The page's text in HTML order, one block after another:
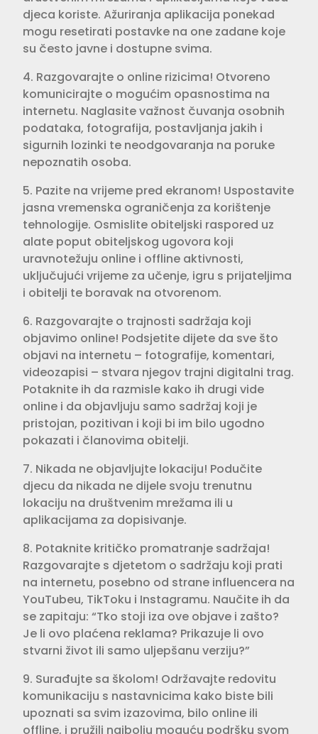
djeca koriste. Ažuriranja aplikacija ponekad
mogu resetirati postavke na one zadane koje
su često javne i dostupne svima.
4. Razgovarajte o online rizicima! Otvoreno
komunicirajte o mogućim opasnostima na
internetu. Naglasite važnost čuvanja osobnih
podataka, fotografija, postavljanja jakih i
sigurnih lozinki te neodgovaranja na poruke
nepoznatih osoba.
5. Pazite na vrijeme pred ekranom! Uspostavite
jasna vremenska ograničenja za korištenje
tehnologije. Osmislite obiteljski raspored uz
alate poput obiteljskog ugovora koji
uravnotežuju online i offline aktivnosti,
uključujući vrijeme za učenje, igru s prijateljima
i obitelji te boravak na otvorenom.
6. Razgovarajte o trajnosti sadržaja koji
objavimo online! Podsjetite dijete da sve što
objavi na internetu – fotografije, komentari,
videozapisi – stvara njegov trajni digitalni trag.
Potaknite ih da razmisle kako ih drugi vide
online i da objavljuju samo sadržaj koji je
pristojan, pozitivan i koji bi im bilo ugodno
pokazati i članovima obitelji.
7. Nikada ne objavljujte lokaciju! Podučite
djecu da nikada ne dijele svoju trenutnu
lokaciju na društvenim mrežama ili u
aplikacijama za dopisivanje.
8. Potaknite kritičko promatranje sadržaja!
Razgovarajte s djetetom o sadržaju koji prati
na internetu, posebno od strane influencera na
YouTubeu, TikToku i Instagramu. Naučite ih da
se zapitaju: “Tko stoji iza ove objave i zašto?
Je li ovo plaćena reklama? Prikazuje li ovo
stvarni život ili samo uljepšanu verziju?”
9. Surađujte sa školom! Održavajte redovitu
komunikaciju s nastavnicima kako biste bili
upoznati sa svim izazovima, bilo online ili
offline, i pružili najbolju moguću podršku svom